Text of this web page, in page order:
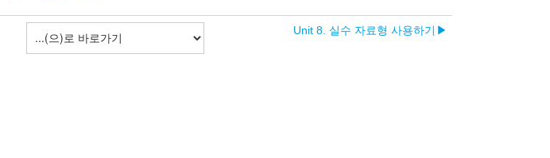
Unit 8. 실수 자료형 사용하기 ▶︎